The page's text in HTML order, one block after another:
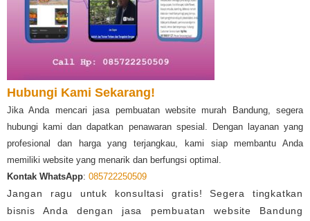
Hubungi Kami Sekarang!
Jika Anda mencari jasa pembuatan website murah Bandung, segera
hubungi kami dan dapatkan penawaran spesial. Dengan layanan yang
profesional dan harga yang terjangkau, kami siap membantu Anda
memiliki website yang menarik dan berfungsi optimal.
Kontak WhatsApp: 085722250509
Jangan ragu untuk konsultasi gratis! Segera tingkatkan
bisnis Anda dengan jasa pembuatan website Bandung